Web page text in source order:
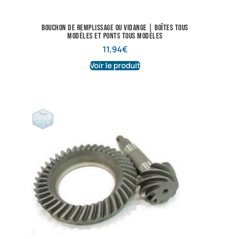
Bouchon de remplissage ou vidange | Boîtes tous
modèles et ponts tous modèles
11,94€
Voir le produit